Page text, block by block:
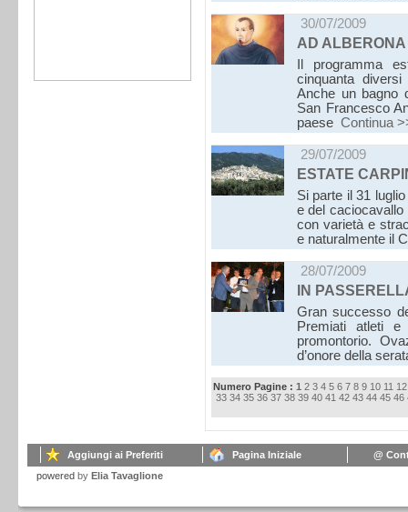
30/07/2009
AD
Il programma
cinquanta
Anche un bagno
San Francesco
paese Continua
29/07/2009
ESTATE
Si parte il 31
e del caciocavallo
con varietà e
e naturalmente il
28/07/2009
IN
Gran successo
Premiati atleti
promontorio.
d’onore della
Numero Pagine : 1 2 3 4 5 6 7 8 9 10 11 12
33 34 35 36 37 38 39 40 41 42 43 44 45 46
Aggiungi ai Preferiti Pagina Iniziale
@
powered by Elia Tavaglione